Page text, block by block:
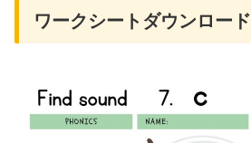
ワークシートダウンロード